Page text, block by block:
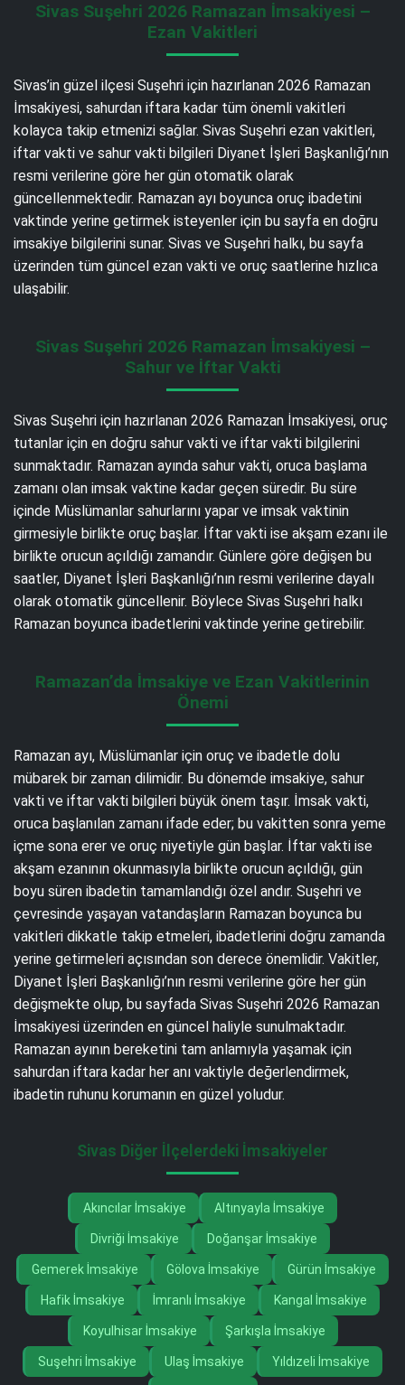
Sivas Suşehri 2026 Ramazan İmsakiyesi –
Ezan Vakitleri
Sivas’in güzel ilçesi Suşehri için hazırlanan 2026 Ramazan
İmsakiyesi, sahurdan iftara kadar tüm önemli vakitleri
kolayca takip etmenizi sağlar. Sivas Suşehri ezan vakitleri,
iftar vakti ve sahur vakti bilgileri Diyanet İşleri Başkanlığı’nın
resmi verilerine göre her gün otomatik olarak
güncellenmektedir. Ramazan ayı boyunca oruç ibadetini
vaktinde yerine getirmek isteyenler için bu sayfa en doğru
imsakiye bilgilerini sunar. Sivas ve Suşehri halkı, bu sayfa
üzerinden tüm güncel ezan vakti ve oruç saatlerine hızlıca
ulaşabilir.
Sivas Suşehri 2026 Ramazan İmsakiyesi –
Sahur ve İftar Vakti
Sivas Suşehri için hazırlanan 2026 Ramazan İmsakiyesi, oruç
tutanlar için en doğru sahur vakti ve iftar vakti bilgilerini
sunmaktadır. Ramazan ayında sahur vakti, oruca başlama
zamanı olan imsak vaktine kadar geçen süredir. Bu süre
içinde Müslümanlar sahurlarını yapar ve imsak vaktinin
girmesiyle birlikte oruç başlar. İftar vakti ise akşam ezanı ile
birlikte orucun açıldığı zamandır. Günlere göre değişen bu
saatler, Diyanet İşleri Başkanlığı’nın resmi verilerine dayalı
olarak otomatik güncellenir. Böylece Sivas Suşehri halkı
Ramazan boyunca ibadetlerini vaktinde yerine getirebilir.
Ramazan’da İmsakiye ve Ezan Vakitlerinin
Önemi
Ramazan ayı, Müslümanlar için oruç ve ibadetle dolu
mübarek bir zaman dilimidir. Bu dönemde imsakiye, sahur
vakti ve iftar vakti bilgileri büyük önem taşır. İmsak vakti,
oruca başlanılan zamanı ifade eder; bu vakitten sonra yeme
içme sona erer ve oruç niyetiyle gün başlar. İftar vakti ise
akşam ezanının okunmasıyla birlikte orucun açıldığı, gün
boyu süren ibadetin tamamlandığı özel andır. Suşehri ve
çevresinde yaşayan vatandaşların Ramazan boyunca bu
vakitleri dikkatle takip etmeleri, ibadetlerini doğru zamanda
yerine getirmeleri açısından son derece önemlidir. Vakitler,
Diyanet İşleri Başkanlığı’nın resmi verilerine göre her gün
değişmekte olup, bu sayfada Sivas Suşehri 2026 Ramazan
İmsakiyesi üzerinden en güncel haliyle sunulmaktadır.
Ramazan ayının bereketini tam anlamıyla yaşamak için
sahurdan iftara kadar her anı vaktiyle değerlendirmek,
ibadetin ruhunu korumanın en güzel yoludur.
Sivas Diğer İlçelerdeki İmsakiyeler
Akıncılar İmsakiye Altınyayla İmsakiye
Divriği İmsakiye Doğanşar İmsakiye
Gemerek İmsakiye Gölova İmsakiye Gürün İmsakiye
Hafik İmsakiye İmranlı İmsakiye Kangal İmsakiye
Koyulhisar İmsakiye Şarkışla İmsakiye
Suşehri İmsakiye Ulaş İmsakiye Yıldızeli İmsakiye